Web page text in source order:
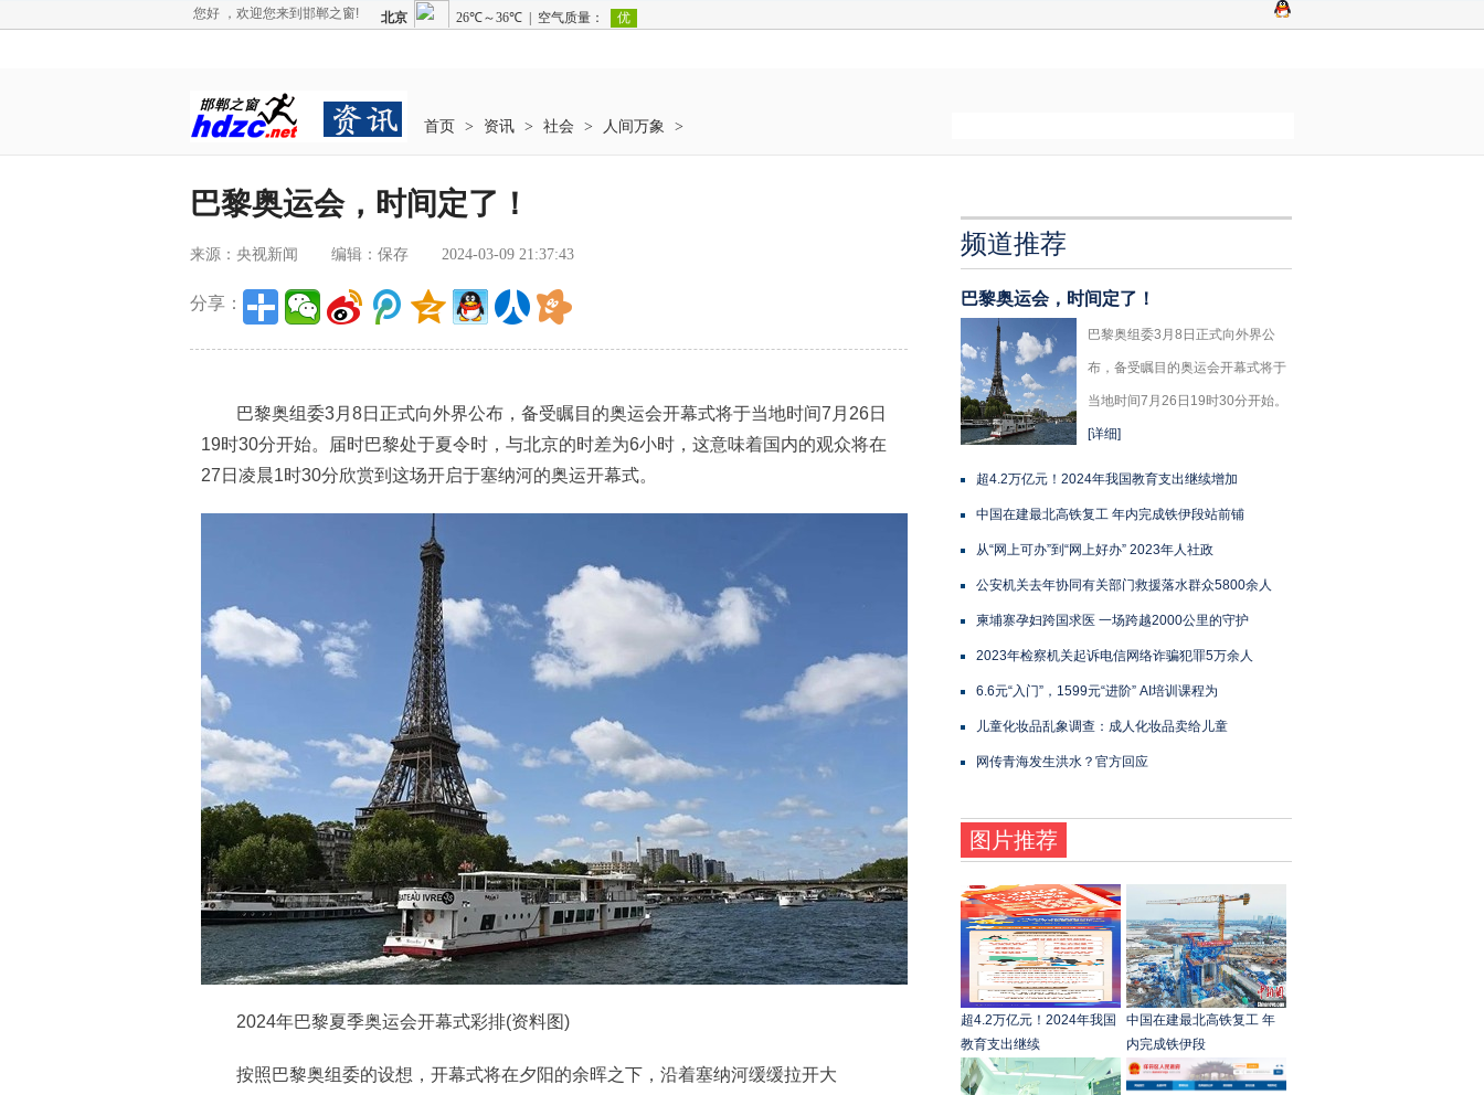
您好 ，欢迎您来到邯郸之窗!
首页 > 资讯 > 社会 > 人间万象 >
巴黎奥运会，时间定了！
来源：央视新闻 编辑：保存 2024-03-09 21:37:43
分享：
巴黎奥组委3月8日正式向外界公布，备受瞩目的奥运会开幕式将于当地时间7月26日
19时30分开始。届时巴黎处于夏令时，与北京的时差为6小时，这意味着国内的观众将在
27日凌晨1时30分欣赏到这场开启于塞纳河的奥运开幕式。
2024年巴黎夏季奥运会开幕式彩排(资料图)
按照巴黎奥组委的设想，开幕式将在夕阳的余晖之下，沿着塞纳河缓缓拉开大
频道推荐
巴黎奥运会，时间定了！
巴黎奥组委3月8日正式向外界公
布，备受瞩目的奥运会开幕式将于
当地时间7月26日19时30分开始。
[详细]
超4.2万亿元！2024年我国教育支出继续增加
中国在建最北高铁复工 年内完成铁伊段站前铺
从“网上可办”到“网上好办” 2023年人社政
公安机关去年协同有关部门救援落水群众5800余人
柬埔寨孕妇跨国求医 一场跨越2000公里的守护
2023年检察机关起诉电信网络诈骗犯罪5万余人
6.6元“入门”，1599元“进阶” AI培训课程为
儿童化妆品乱象调查：成人化妆品卖给儿童
网传青海发生洪水？官方回应
图片推荐
超4.2万亿元！2024年我国
教育支出继续
中国在建最北高铁复工 年
内完成铁伊段